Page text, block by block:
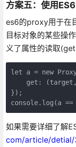
方案五：使用
es6的proxy用于在
目标对象的某些操
义了属性的读取
let a = new
get:
});
console.log(a
如果需要详细了解
com/article/detial/